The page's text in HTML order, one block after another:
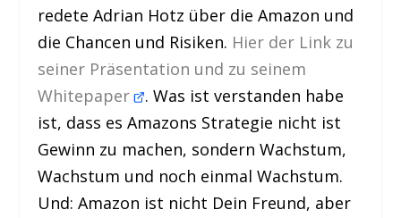
redete Adrian Hotz über die Amazon und
die Chancen und Risiken. Hier der Link zu
seiner Präsentation und zu seinem
Whitepaper . Was ist verstanden habe
ist, dass es Amazons Strategie nicht ist
Gewinn zu machen, sondern Wachstum,
Wachstum und noch einmal Wachstum.
Und: Amazon ist nicht Dein Freund, aber